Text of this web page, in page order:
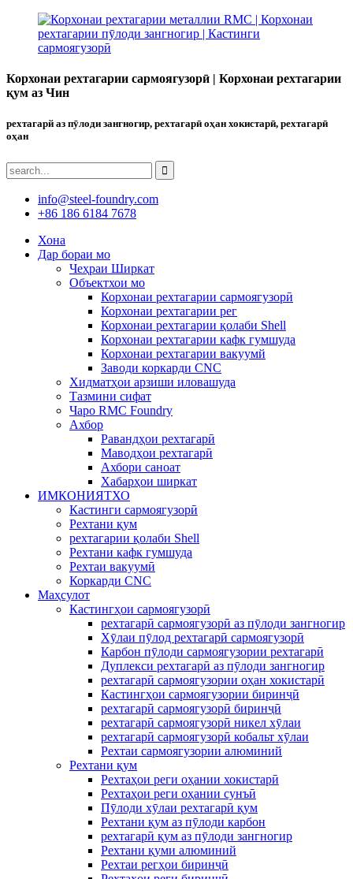
Корхонаи рехтагарии сармоягузорӣ | Корхонаи рехтагарии
қум аз Чин
рехтагарй аз пӯлоди зангногир, рехтагарӣ оҳан хокистарӣ, рехтагарӣ
оҳан
info@steel-foundry.com
+86 186 6184 7678
Хона
Дар бораи мо
Чеҳраи Ширкат
Объектхои мо
Корхонаи рехтагарии сармоягузорӣ
Корхонаи рехтагарии рег
Корхонаи рехтагарии қолаби Shell
Корхонаи рехтагарии кафк гумшуда
Корхонаи рехтагарии вакуумй
Заводи коркарди CNC
Хидматҳои арзиши иловашуда
Тазмини сифат
Чаро RMC Foundry
Ахбор
Равандҳои рехтагарӣ
Маводҳои рехтагарӣ
Ахбори саноат
Хабарҳои ширкат
ИМКОНИЯТХО
Кастинги сармоягузорӣ
Рехтани қум
рехтагарии қолаби Shell
Рехтани кафк гумшуда
Рехтаи вакуумӣ
Коркарди CNC
Маҳсулот
Кастингҳои сармоягузорӣ
рехтагарӣ сармоягузорӣ аз пӯлоди зангногир
Хӯлаи пӯлод рехтагарӣ сармоягузорӣ
Карбон пӯлоди сармоягузории рехтагарӣ
Дуплекси рехтагарӣ аз пӯлоди зангногир
рехтагарӣ сармоягузории оҳан хокистарӣ
Кастингҳои сармоягузории биринҷӣ
рехтагарӣ сармоягузорӣ биринҷӣ
рехтагарӣ сармоягузорӣ никел хӯлаи
рехтагарӣ сармоягузорӣ кобальт хӯлаи
Рехтаи сармоягузории алюминий
Рехтани қум
Рехтаҳои реги оҳании хокистарӣ
Рехтаҳои реги оҳании сунъӣ
Пӯлоди хӯлаи рехтагарӣ қум
Рехтани қум аз пӯлоди карбон
рехтагарӣ қум аз пӯлоди зангногир
Рехтани қуми алюминий
Рехтаи регҳои биринҷӣ